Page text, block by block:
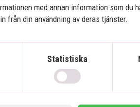
Ingår i priset
21 995
med annan information som du
från din användning av deras tjänster.
Statistiska